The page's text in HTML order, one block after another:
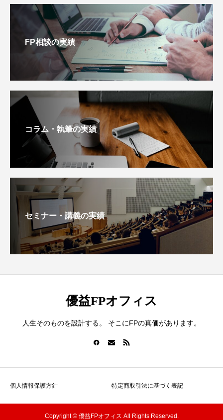
FP相談の実績
コラム・執筆の実績
セミナー・講義の実績
優益FPオフィス
人生そのものを設計する。 そこにFPの真価があります。
個人情報保護方針 特定商取引法に基づく表記
Copyright © 優益FPオフィス All Rights Reserved.